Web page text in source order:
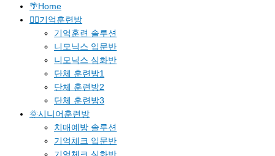
🌴Home
🐱‍🚀기억훈련방
기억훈련 솔루션
니모닉스 입문반
니모닉스 심화반
단체 훈련방1
단체 훈련방2
단체 훈련방3
🌞시니어훈련방
치매예방 솔루션
기억체크 입문반